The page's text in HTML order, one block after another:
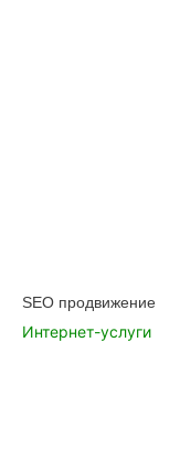
SEO продвижение
Интернет-услуги